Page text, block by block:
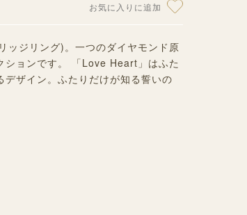
お気に入りに追加
ジリング)。一つのダイヤモンド原
ションです。 「Love Heart」はふた
ザイン。ふたりだけが知る誓いの